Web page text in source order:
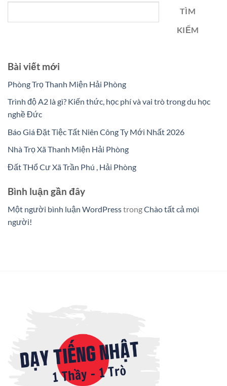
TÌM
KIẾM
Bài viết mới
Phòng Trọ Thanh Miện Hải Phòng
Trình độ A2 là gì? Kiến thức, học phí và vai trò trong du học
nghề Đức
Báo Giá Đặt Tiệc Tất Niên Công Ty Mới Nhất 2026
Nhà Trọ Xã Thanh Miện Hải Phòng
Đất THổ Cư Xã Trần Phú , Hải Phòng
Bình luận gần đây
Một người bình luận WordPresstrongChào tất cả mọi
người!